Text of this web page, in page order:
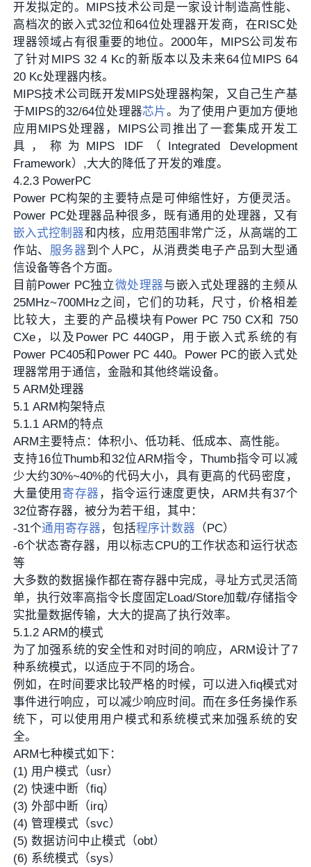
开发拟定的。MIPS技术公司是一家设计制造高性能、
高档次的嵌入式32位和64位处理器开发商，在RISC处
理器领域占有很重要的地位。2000年，MIPS公司发布
了针对MIPS 32 4 Kc的新版本以及未来64位MIPS 64
20 Kc处理器内核。
MIPS技术公司既开发MIPS处理器构架，又自己生产基
于MIPS的32/64位处理器芯片。为了使用户更加方便地
应用MIPS处理器，MIPS公司推出了一套集成开发工
具，称为MIPS IDF（Integrated Development
Framework）,大大的降低了开发的难度。
4.2.3 PowerPC
Power PC构架的主要特点是可伸缩性好，方便灵活。
Power PC处理器品种很多，既有通用的处理器，又有
嵌入式控制器和内核，应用范围非常广泛，从高端的工
作站、 服务器到个人PC，从消费类电子产品到大型通
信设备等各个方面。
目前Power PC独立微处理器与嵌入式处理器的主频从
25MHz~700MHz之间，它们的功耗，尺寸，价格相差
比较大，主要的产品模块有Power PC 750 CX和 750
CXe，以及Power PC 440GP，用于嵌入式系统的有
Power PC405和Power PC 440。Power PC的嵌入式处
理器常用于通信，金融和其他终端设备。
5 ARM处理器
5.1 ARM构架特点
5.1.1 ARM的特点
ARM主要特点：体积小、低功耗、低成本、高性能。
支持16位Thumb和32位ARM指令，Thumb指令可以减
少大约30%~40%的代码大小，具有更高的代码密度，
大量使用 寄存器 ，指令运行速度更快，ARM共有37个
32位寄存器，被分为若干组，其中：
-31个通用寄存器 ，包括程序计数器 （PC）
-6个状态寄存器，用以标志CPU的工作状态和运行状态
等
大多数的数据操作都在寄存器中完成，寻址方式灵活简
单，执行效率高指令长度固定Load/Store加载/存储指令
实批量数据传输，大大的提高了执行效率。
5.1.2 ARM的模式
为了加强系统的安全性和对时间的响应，ARM设计了7
种系统模式，以适应于不同的场合。
例如，在时间要求比较严格的时候，可以进入fiq模式对
事件进行响应，可以减少响应时间。而在多任务操作系
统下，可以使用用户模式和系统模式来加强系统的安
全。
ARM七种模式如下：
(1) 用户模式（usr）
(2) 快速中断（fiq）
(3) 外部中断（irq）
(4) 管理模式（svc）
(5) 数据访问中止模式（obt）
(6) 系统模式（sys）